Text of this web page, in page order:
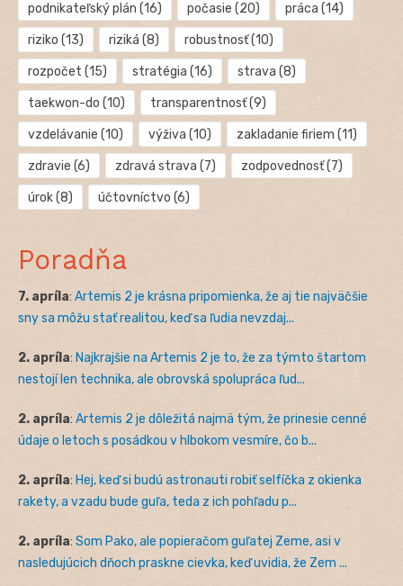
podnikateľský plán (16) počasie (20) práca (14)
riziko (13) riziká (8) robustnosť(10)
rozpočet (15) stratégia (16) strava (8)
taekwon-do (10) transparentnosť(9)
vzdelávanie (10) výživa (10) zakladanie firiem (11)
zdravie (6) zdravá strava (7) zodpovednosť(7)
úrok(8) účtovníctvo (6)
Poradňa
7. apríla: Artemis 2 je krásna pripomienka, že aj tie najväčšie
sny sa môžu stať realitou, keď sa ľudia nevzdaj...
2. apríla: Najkrajšie na Artemis 2 je to, že za týmto štartom
nestojí len technika, ale obrovská spolupráca ľud...
2. apríla: Artemis 2 je dôležitá najmä tým, že prinesie cenné
údaje o letoch s posádkou v hlbokom vesmíre, čo b...
2. apríla: Hej, keď si budú astronauti robiť selfíčka z okienka
rakety, a vzadu bude guľa, teda z ich pohľadu p...
2. apríla: Som Pako, ale popieračom guľatej Zeme, asi v
nasledujúcich dňoch praskne cievka, keď uvidia, že Zem ...